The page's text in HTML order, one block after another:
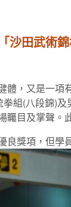
沙田武術錦
體，又是一項
組(八段錦)
矚目及掌聲。
良獎項，但